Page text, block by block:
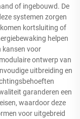
of ingebouwd. De
systemen zorgen
kortsluiting of
helpen
kansen voor
ontwerp van
uitbreiding en
garanderen een
waardoor deze
voor uitgebreid